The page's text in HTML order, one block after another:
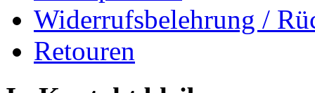
Widerrufsbelehrung /
Retouren